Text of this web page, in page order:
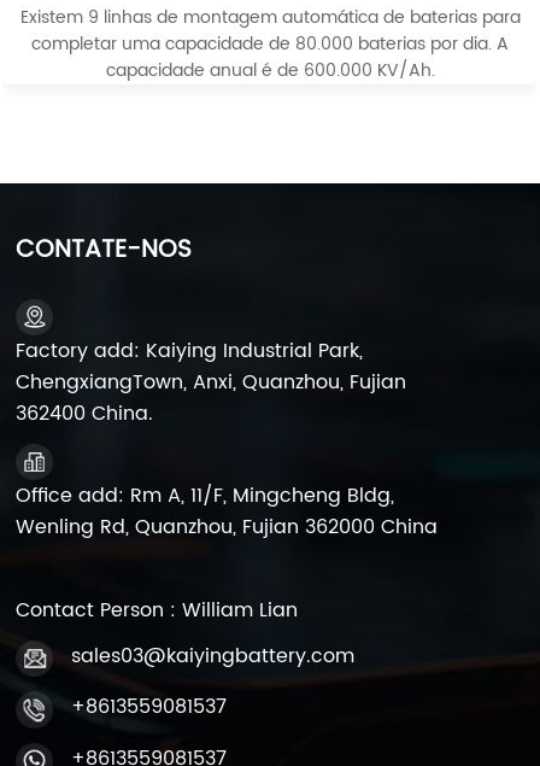
Existem 9 linhas de montagem automática de baterias para
completar uma capacidade de 80.000 baterias por dia. A
capacidade anual é de 600.000 KV/Ah.
CONTATE-NOS
Factory add: Kaiying Industrial Park,
ChengxiangTown, Anxi, Quanzhou, Fujian
362400 China.
Office add: Rm A, 11/F, Mingcheng Bldg,
Wenling Rd, Quanzhou, Fujian 362000 China
Contact Person : William Lian
sales03@kaiyingbattery.com
+8613559081537
+8613559081537